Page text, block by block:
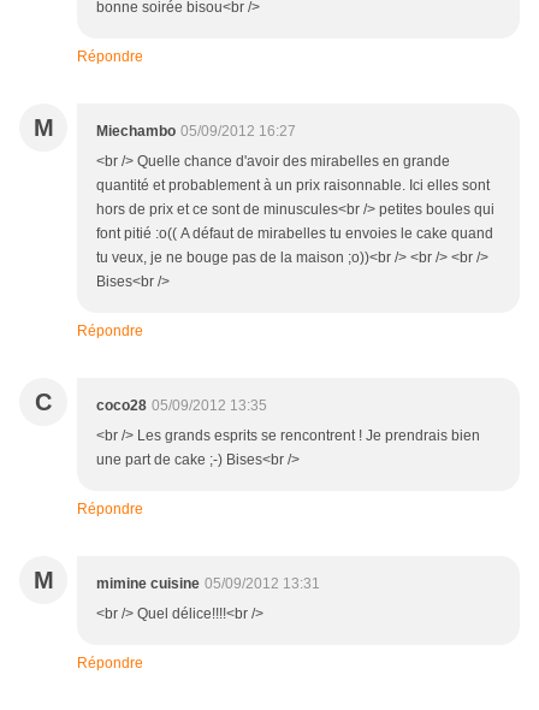
bonne soirée bisou<br />
Répondre
M Miechambo 05/09/2012 16:27
<br /> Quelle chance d'avoir des mirabelles en grande
quantité et probablement à un prix raisonnable. Ici elles sont
hors de prix et ce sont de minuscules<br /> petites boules qui
font pitié :o(( A défaut de mirabelles tu envoies le cake quand
tu veux, je ne bouge pas de la maison ;o))<br /> <br /> <br />
Bises<br />
Répondre
C coco28 05/09/2012 13:35
<br /> Les grands esprits se rencontrent ! Je prendrais bien
une part de cake ;-) Bises<br />
Répondre
M mimine cuisine 05/09/2012 13:31
<br /> Quel délice!!!!<br />
Répondre